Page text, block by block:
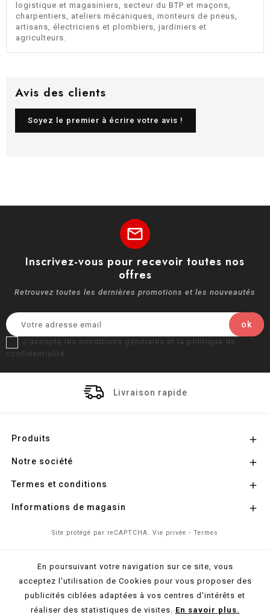
logistique et magasiniers, secteur du BTP et maçons,
charpentiers, ateliers mécaniques, monteurs de pneus,
artisans, électriciens et plombiers, jardiniers et
agriculteurs.
Avis des clients
Soyez le premier à écrire votre avis !
mail
Inscrivez-vous pour recevoir toutes nos
offres
Retrouvez toutes les dernières promotions et les nouveautés
J'accepte les conditions générales et la politique de
confidentialité
Livraison rapide
Produits 
Notre société 
Termes et conditions 
Informations de magasin 
Site protégé par reCAPTCHA. Vie privée - Termes
© 2026 - Propulsé parl'Agence Colibri
En poursuivant votre navigation sur ce site, vous
acceptez l'utilisation de Cookies pour vous proposer des
publicités ciblées adaptées à vos centres d'intérêts et
réaliser des statistiques de visites. En savoir plus.